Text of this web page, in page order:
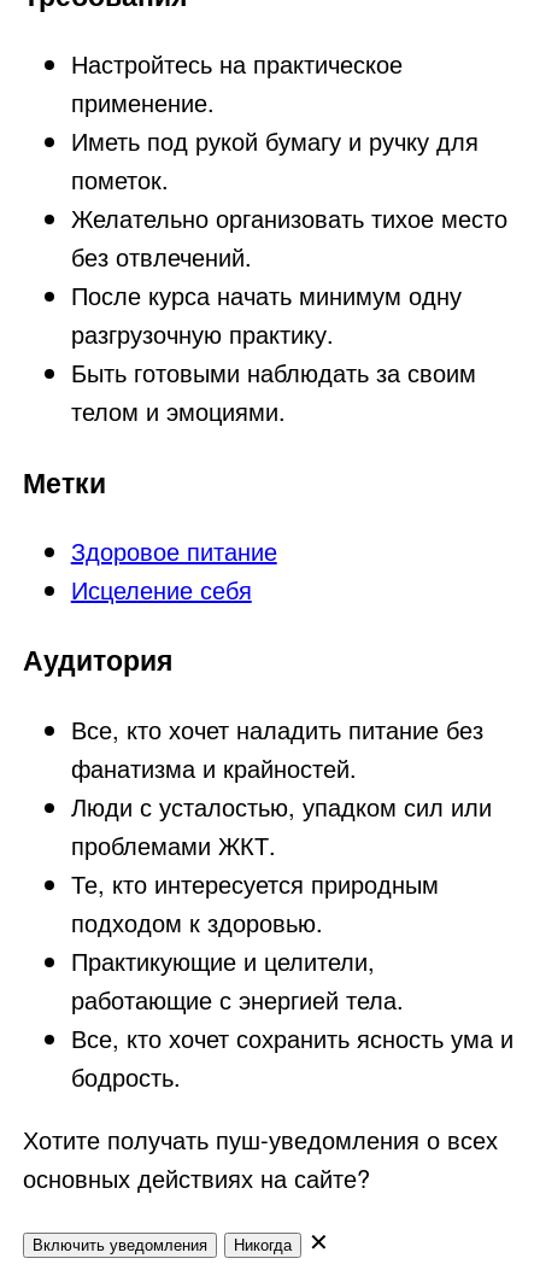
Настройтесь на практическое
применение.
Иметь под рукой бумагу и ручку для
пометок.
Желательно организовать тихое место
без отвлечений.
После курса начать минимум одну
разгрузочную практику.
Быть готовыми наблюдать за своим
телом и эмоциями.
Метки
Здоровое питание
Исцеление себя
Аудитория
Все, кто хочет наладить питание без
фанатизма и крайностей.
Люди с усталостью, упадком сил или
проблемами ЖКТ.
Те, кто интересуется природным
подходом к здоровью.
Практикующие и целители,
работающие с энергией тела.
Все, кто хочет сохранить ясность ума и
бодрость.
Хотите получать пуш-уведомления о всех
основных действиях на сайте?
Включить уведомления Никогда ✕